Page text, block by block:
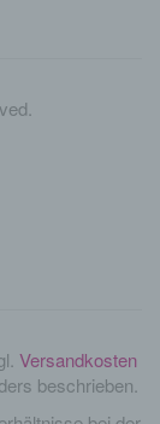
Versandkosten
beschrieben.